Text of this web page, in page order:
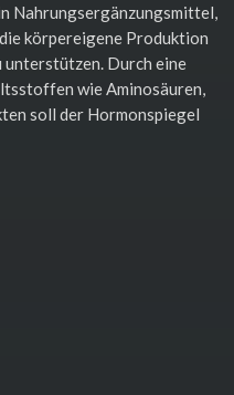
Nahrungsergänzungsmittel,
körpereigene Produktion
unterstützen. Durch eine
wie Aminosäuren,
soll der Hormonspiegel